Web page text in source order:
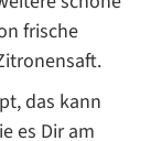
frische
das kann
es Dir am